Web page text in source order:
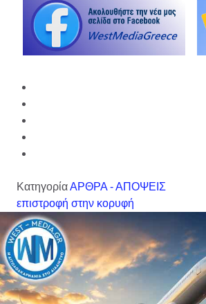
ΚατηγορίαΑΡΘΡΑ - ΑΠΟΨΕΙΣ
επιστροφή στην κορυφή